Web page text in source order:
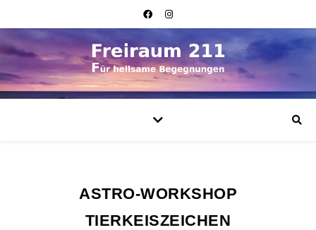
ASTRO-WORKSHOP
TIERKEISZEICHEN